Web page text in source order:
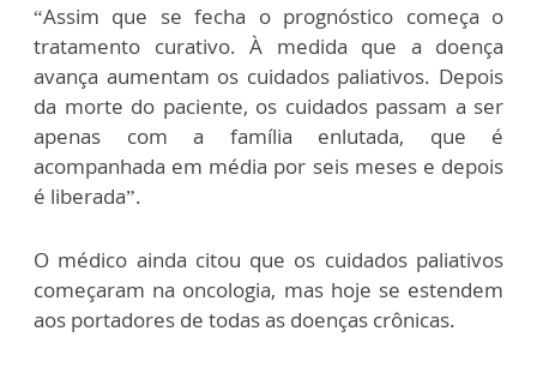
“Assim que se fecha o prognóstico começa o
tratamento curativo. À medida que a doença
avança aumentam os cuidados paliativos. Depois
da morte do paciente, os cuidados passam a ser
apenas com a família enlutada, que é
acompanhada em média por seis meses e depois
é liberada”.
O médico ainda citou que os cuidados paliativos
começaram na oncologia, mas hoje se estendem
aos portadores de todas as doenças crônicas.